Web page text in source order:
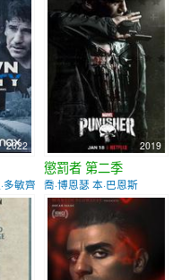
2022
多敏齊克
2019
懲罰者 第二季
喬·博恩瑟 本·巴恩斯